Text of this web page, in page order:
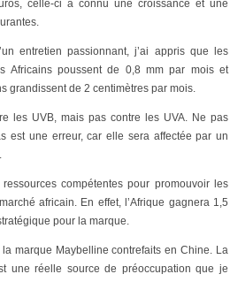
celle-ci a connu une croissance et une
entretien passionnant, j’ai appris que les
Africains poussent de 0,8 mm par mois et
grandissent de 2 centimètres par mois.
les UVB, mais pas contre les UVA. Ne pas
est une erreur, car elle sera affectée par un
compétentes pour promouvoir les
africain. En effet, l’Afrique gagnera 1,5
pour la marque.
marque Maybelline contrefaits en Chine. La
une réelle source de préoccupation que je